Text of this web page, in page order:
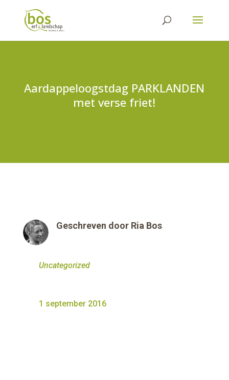
Aardappeloogstdag PARKLANDEN
met verse friet!
Geschreven door Ria Bos
Uncategorized
1 september 2016